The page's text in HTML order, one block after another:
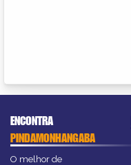
ENCONTRA
PINDAMONHANGABA
O melhor de